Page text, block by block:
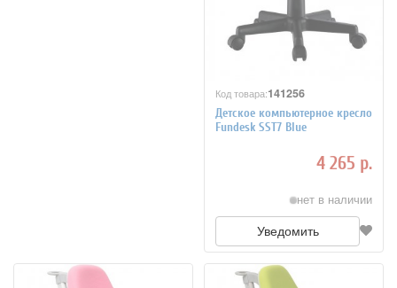
Код товара:141256
Детское компьютерное кресло
Fundesk SST7 Blue
4 265 р.
нет в наличии
Уведомить